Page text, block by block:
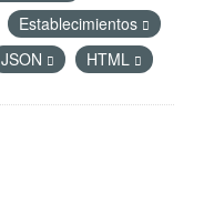
Establecimientos
JSON HTML